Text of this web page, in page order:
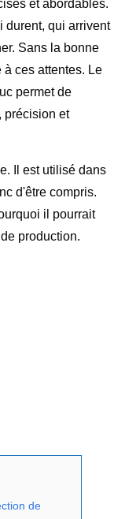
et abordables.
durent, qui arrivent
Sans la bonne
ces attentes. Le
permet de
précision et
Il est utilisé dans
d'être compris.
il pourrait
production.
de